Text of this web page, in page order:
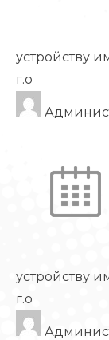
устройству
г.о
устройству
г.о